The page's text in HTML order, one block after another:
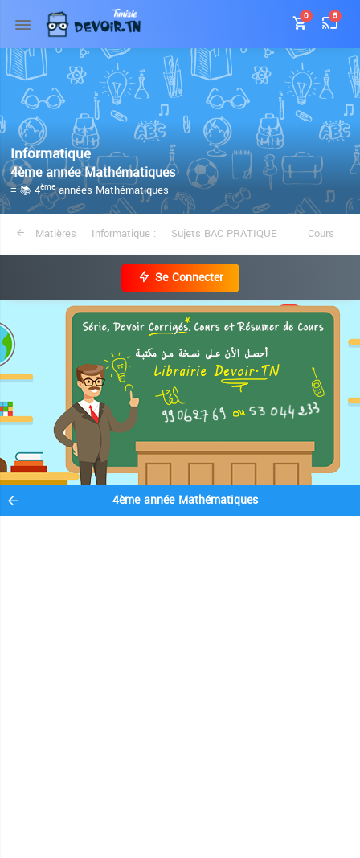
0 5
Informatique
4ème année Mathématiques
≡ 📚 4èmeannées Mathématiques
Matières Informatique : Sujets BAC PRATIQUE Cours
Se Connecter
4ème année Mathématiques